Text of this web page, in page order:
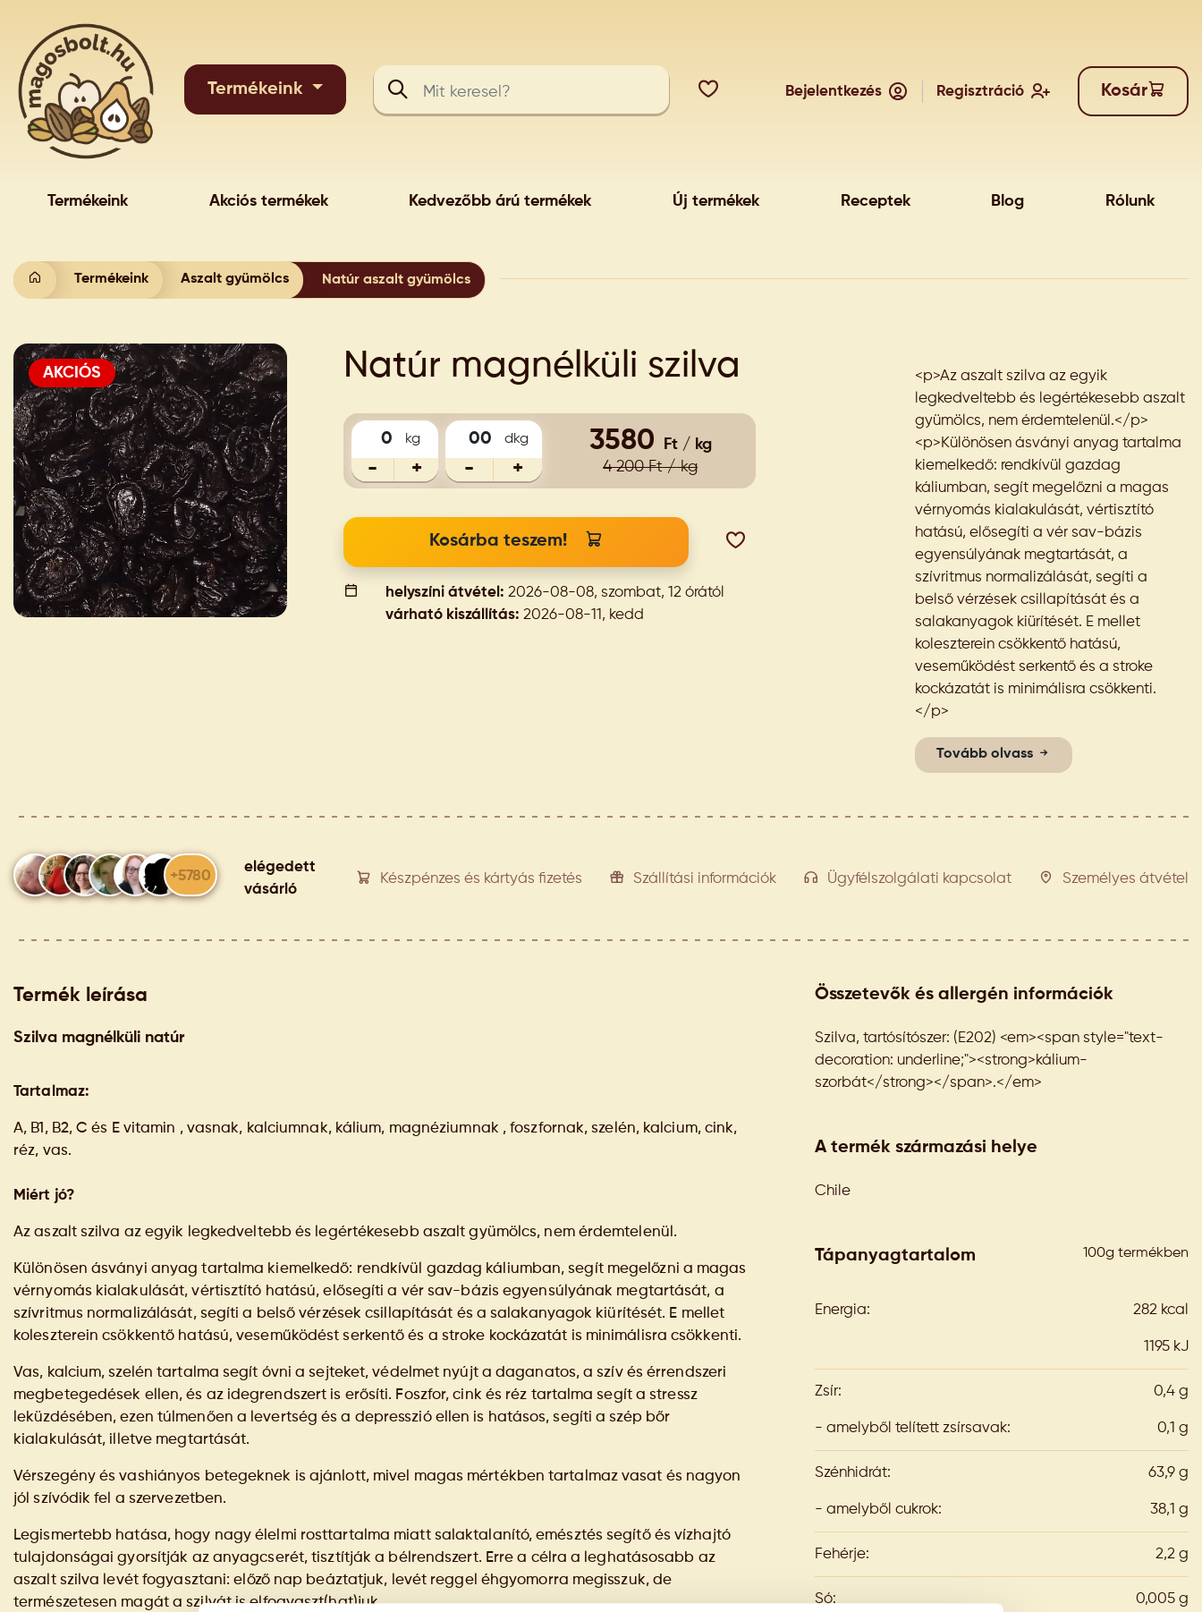
Termékeink Bejelentkezés Regisztráció Kosár
Termékeink Akciós termékek Kedvezőbb árú termékek Új termékek Receptek Blog Rólunk
Termékeink Aszalt gyümölcs Natúr aszalt gyümölcs
AKCIÓS Natúr magnélküli szilva
kg
- +
dkg
- +
3580
Ft / kg
4 200 Ft / kg
Kosárba teszem!
helyszíni átvétel: 2026-08-08, szombat, 12 órától
várható kiszállítás: 2026-08-11, kedd
<p>Az aszalt szilva az egyik
legkedveltebb és legértékesebb aszalt
gyümölcs, nem érdemtelenül.</p>
<p>Különösen ásványi anyag tartalma
kiemelkedő: rendkívül gazdag
káliumban, segít megelőzni a magas
vérnyomás kialakulását, vértisztító
hatású, elősegíti a vér sav-bázis
egyensúlyának megtartását, a
szívritmus normalizálását, segíti a
belső vérzések csillapítását és a
salakanyagok kiürítését. E mellet
koleszterein csökkentő hatású,
veseműködést serkentő és a stroke
kockázatát is minimálisra csökkenti.
</p>
Tovább olvass
+5780
elégedett
vásárló
Készpénzes és kártyás fizetés Szállítási információk Ügyfélszolgálati kapcsolat Személyes átvétel
Termék leírása
Szilva magnélküli natúr
Tartalmaz:
A, B1, B2, C és E vitamin , vasnak, kalciumnak, kálium, magnéziumnak , foszfornak, szelén, kalcium, cink,
réz, vas.
Miért jó?
Az aszalt szilva az egyik legkedveltebb és legértékesebb aszalt gyümölcs, nem érdemtelenül.
Különösen ásványi anyag tartalma kiemelkedő: rendkívül gazdag káliumban, segít megelőzni a magas
vérnyomás kialakulását, vértisztító hatású, elősegíti a vér sav-bázis egyensúlyának megtartását, a
szívritmus normalizálását, segíti a belső vérzések csillapítását és a salakanyagok kiürítését. E mellet
koleszterein csökkentő hatású, veseműködést serkentő és a stroke kockázatát is minimálisra csökkenti.
Vas, kalcium, szelén tartalma segít óvni a sejteket, védelmet nyújt a daganatos, a szív és érrendszeri
megbetegedések ellen, és az idegrendszert is erősíti. Foszfor, cink és réz tartalma segít a stressz
leküzdésében, ezen túlmenően a levertség és a depresszió ellen is hatásos, segíti a szép bőr
kialakulását, illetve megtartását.
Vérszegény és vashiányos betegeknek is ajánlott, mivel magas mértékben tartalmaz vasat és nagyon
jól szívódik fel a szervezetben.
Legismertebb hatása, hogy nagy élelmi rosttartalma miatt salaktalanító, emésztés segítő és vízhajtó
tulajdonságai gyorsítják az anyagcserét, tisztítják a bélrendszert. Erre a célra a leghatásosabb az
aszalt szilva levét fogyasztani: előző nap beáztatjuk, levét reggel éhgyomorra megisszuk, de
természetesen magát a szilvát is elfogyaszt(hat)juk.
Összetevők és allergén információk
Szilva, tartósítószer: (E202) <em><span style="text-
decoration: underline;"><strong>kálium-
szorbát</strong></span>.</em>
A termék származási helye
Chile
Tápanyagtartalom 100g termékben
Energia: 282 kcal
1195 kJ
Zsír: 0,4 g
- amelyből telített zsírsavak: 0,1 g
Szénhidrát: 63,9 g
- amelyből cukrok: 38,1 g
Fehérje: 2,2 g
Só: 0,005 g